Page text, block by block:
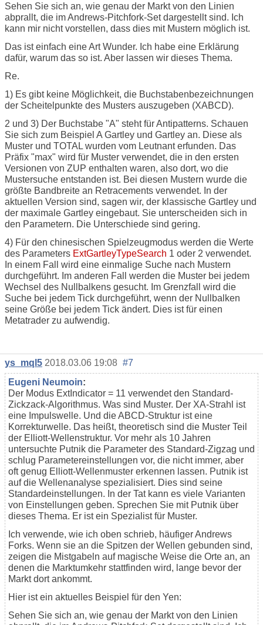
Sehen Sie sich an, wie genau der Markt von den Linien
abprallt, die im Andrews-Pitchfork-Set dargestellt sind. Ich
kann mir nicht vorstellen, dass dies mit Mustern möglich ist.
Das ist einfach eine Art Wunder. Ich habe eine Erklärung
dafür, warum das so ist. Aber lassen wir dieses Thema.
Re.
1) Es gibt keine Möglichkeit, die Buchstabenbezeichnungen
der Scheitelpunkte des Musters auszugeben (XABCD).
2 und 3) Der Buchstabe "A" steht für Antipatterns. Schauen
Sie sich zum Beispiel A Gartley und Gartley an. Diese als
Muster und TOTAL wurden vom Leutnant erfunden. Das
Präfix "max" wird für Muster verwendet, die in den ersten
Versionen von ZUP enthalten waren, also dort, wo die
Mustersuche entstanden ist. Bei diesen Mustern wurde die
größte Bandbreite an Retracements verwendet. In der
aktuellen Version sind, sagen wir, der klassische Gartley und
der maximale Gartley eingebaut. Sie unterscheiden sich in
den Parametern. Die Unterschiede sind gering.
4) Für den chinesischen Spielzeugmodus werden die Werte
des Parameters ExtGartleyTypeSearch 1 oder 2 verwendet.
In einem Fall wird eine einmalige Suche nach Mustern
durchgeführt. Im anderen Fall werden die Muster bei jedem
Wechsel des Nullbalkens gesucht. Im Grenzfall wird die
Suche bei jedem Tick durchgeführt, wenn der Nullbalken
seine Größe bei jedem Tick ändert. Dies ist für einen
Metatrader zu aufwendig.
ys_mql5 2018.03.06 19:08 #7
Eugeni Neumoin:
Der Modus ExtIndicator = 11 verwendet den Standard-
Zickzack-Algorithmus. Was sind Muster. Der XA-Strahl ist
eine Impulswelle. Und die ABCD-Struktur ist eine
Korrekturwelle. Das heißt, theoretisch sind die Muster Teil
der Elliott-Wellenstruktur. Vor mehr als 10 Jahren
untersuchte Putnik die Parameter des Standard-Zigzag und
schlug Parametereinstellungen vor, die nicht immer, aber
oft genug Elliott-Wellenmuster erkennen lassen. Putnik ist
auf die Wellenanalyse spezialisiert. Dies sind seine
Standardeinstellungen. In der Tat kann es viele Varianten
von Einstellungen geben. Sprechen Sie mit Putnik über
dieses Thema. Er ist ein Spezialist für Muster.
Ich verwende, wie ich oben schrieb, häufiger Andrews
Forks. Wenn sie an die Spitzen der Wellen gebunden sind,
zeigen die Mistgabeln auf magische Weise die Orte an, an
denen die Marktumkehr stattfinden wird, lange bevor der
Markt dort ankommt.
Hier ist ein aktuelles Beispiel für den Yen:
Sehen Sie sich an, wie genau der Markt von den Linien